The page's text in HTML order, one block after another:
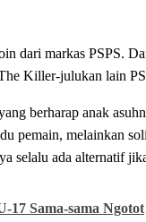
dari markas PSPS.
Killer-julukan lain
berharap anak
pemain, melainkan
selalu ada alternatif
17 Sama-sama Ngotot